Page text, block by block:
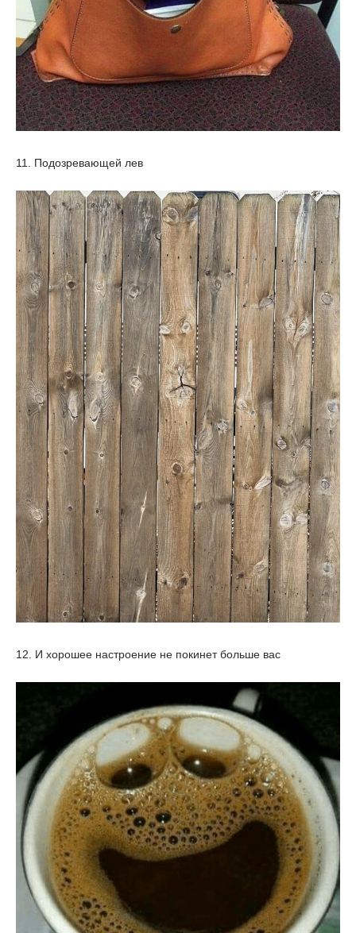
11. Подозревающей лев
12. И хорошее настроение не покинет больше вас